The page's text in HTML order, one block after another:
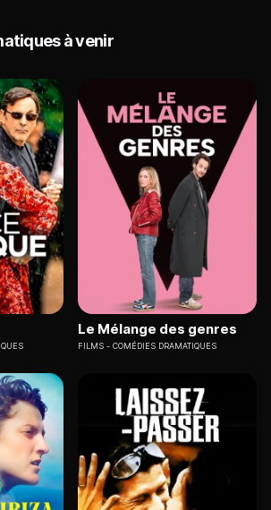
à venir
Le Mélange des genres
FILMS COMÉDIES DRAMATIQUES